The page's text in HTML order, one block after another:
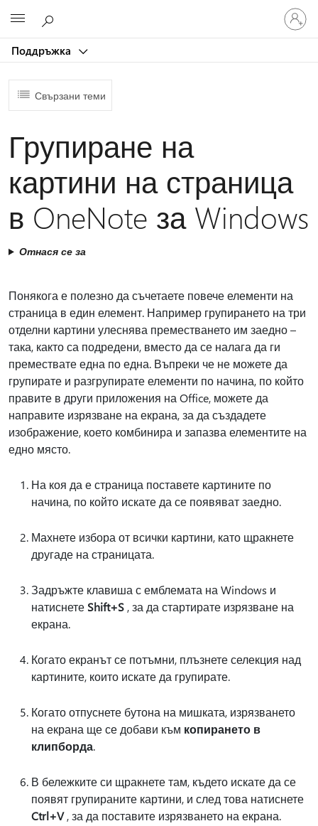
Поддръжка
Влезте
във
вашия
Свързани теми
Групиране на
картини на страница
в OneNote за Windows
Отнася се за
Понякога е полезно да съчетаете повече елементи на
страница в един елемент. Например групирането на три
отделни картини улеснява преместването им заедно –
така, както са подредени, вместо да се налага да ги
премествате една по една. Въпреки че не можете да
групирате и разгрупирате елементи по начина, по който
правите в други приложения на Office, можете да
направите изрязване на екрана, за да създадете
изображение, което комбинира и запазва елементите на
едно място.
На коя да е страница поставете картините по
начина, по който искате да се появяват заедно.
Махнете избора от всички картини, като щракнете
другаде на страницата.
Задръжте клавиша с емблемата на Windows и
натиснете Shift+S , за да стартирате изрязване на
екрана.
Когато екранът се потъмни, плъзнете селекция над
картините, които искате да групирате.
Когато отпуснете бутона на мишката, изрязването
на екрана ще се добави към копирането в
клипборда.
В бележките си щракнете там, където искате да се
появят групираните картини, и след това натиснете
Ctrl+V, за да поставите изрязването на екрана.